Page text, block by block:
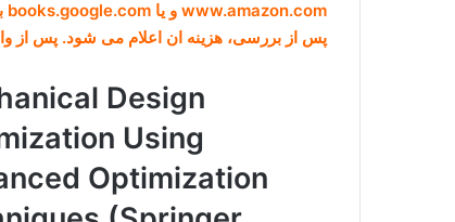
www.amazon.com و یا books.google.com برای ما ارسال کنید (راههای ارتباطی در صفحه
پس از بررسی، هزینه ان اعلام می شود. پس از
Design
Using
Optimization